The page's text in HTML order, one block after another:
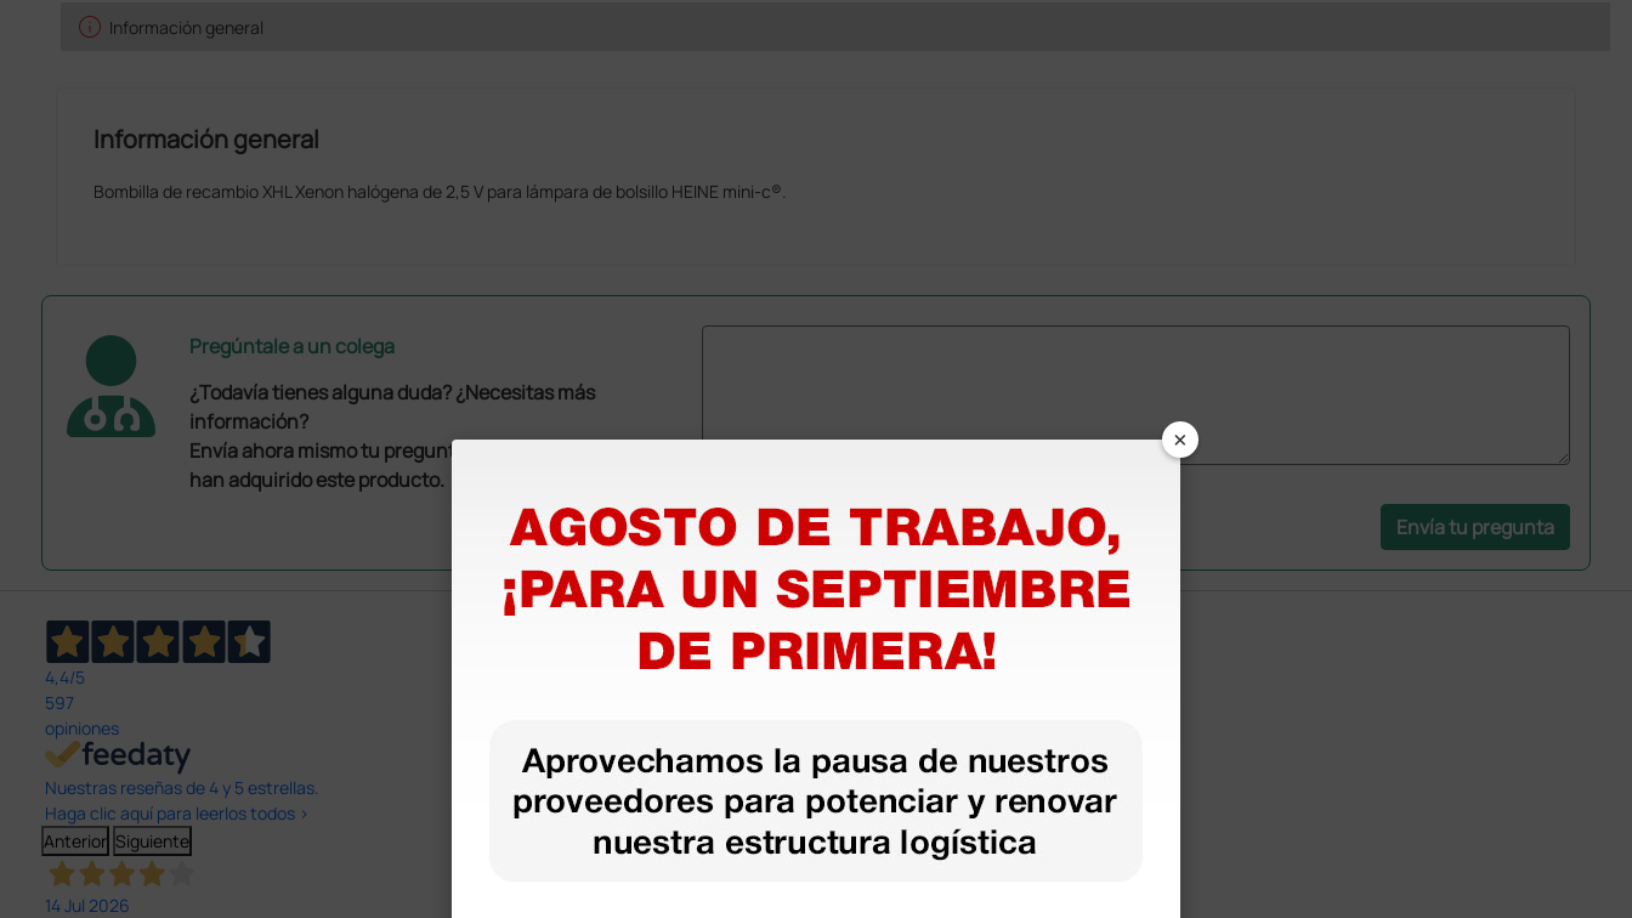
info Información general
Información general
Bombilla de recambio XHL Xenon halógena de 2,5 V para lámpara de bolsillo HEINE mini-c®.
Pregúntale a un colega
¿Todavía tienes alguna duda? ¿Necesitas más
información?
Envía ahora mismo tu pregunta a los colegas que ya
han adquirido este producto.
Envía tu pregunta
4,4/5
597
opiniones
Nuestras reseñas de 4 y 5 estrellas.
Haga clic aquí para leerlos todos >
Anterior Siguiente
14 Jul 2026
×